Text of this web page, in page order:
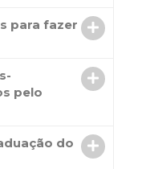
para fazer
pelo
do